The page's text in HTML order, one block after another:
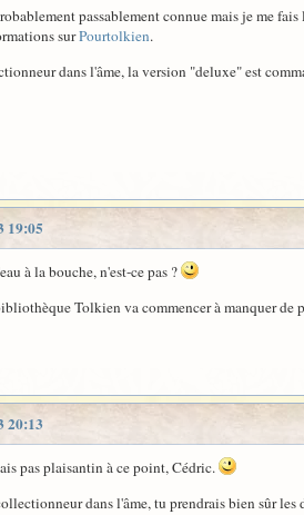
passablement connue mais je me
surPourtolkien.
dans l'âme, la version "deluxe" est
19:05
à la bouche, n'est-ce pas ?
Tolkien va commencer à manquer de
20:13
pas plaisantin à ce point, Cédric.
dans l'âme, tu prendrais bien sûr